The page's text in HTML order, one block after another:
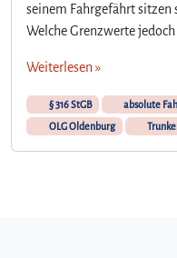
seinem Fahrgefährt sitzen
Welche Grenzwerte
Weiterlesen »
§ 316 StGB absolute
OLG Oldenburg